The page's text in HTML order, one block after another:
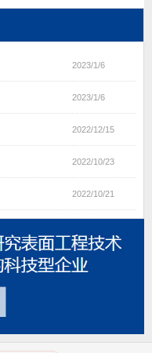
2023/1/6
2023/1/6
2022/12/15
2022/10/23
2022/10/21